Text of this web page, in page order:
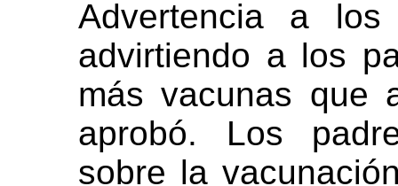
Advertencia a
advirtiendo a los
más vacunas que
aprobó. Los
sobre la